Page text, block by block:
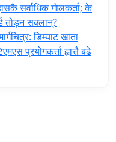
सर्वाधिक गोलकर्ता; के
तोड्न सक्लान्?
डिम्याट खाता
प्रयोगकर्ता ह्वात्तै बढे